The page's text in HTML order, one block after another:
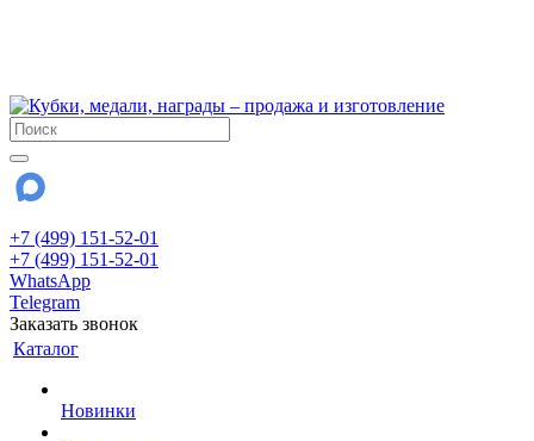
+7 (499) 151-52-01
+7 (499) 151-52-01
WhatsApp
Telegram
Заказать звонок
Каталог
Новинки